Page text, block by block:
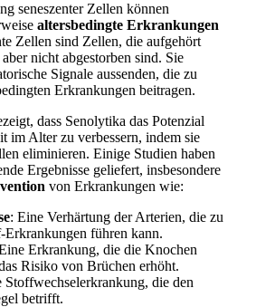
seneszenter Zellen können
altersbedingte Erkrankungen
Zellen sind Zellen, die aufgehört
nicht abgestorben sind. Sie
Signale aussenden, die zu
Erkrankungen beitragen.
dass Senolytika das Potenzial
im Alter zu verbessern, indem sie
eliminieren. Einige Studien haben
Ergebnisse geliefert, insbesondere
von Erkrankungen wie:
: Eine Verhärtung der Arterien, die zu
führen kann.
Erkrankung, die die Knochen
Risiko von Brüchen erhöht.
Stoffwechselerkrankung, die den
betrifft.